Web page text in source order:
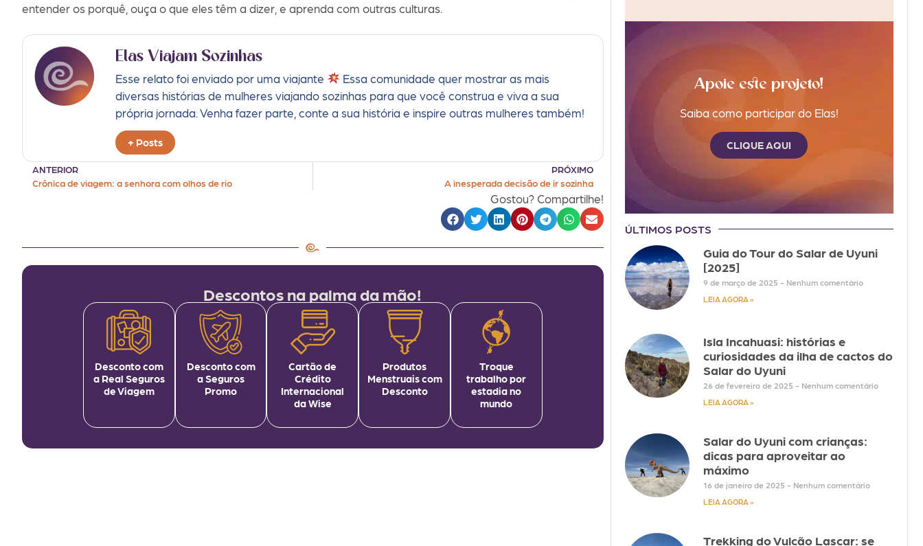
entender os porquê, ouça o que eles têm a dizer, e aprenda com outras culturas.
Elas Viajam Sozinhas
Esse relato foi enviado por uma viajante
Essa comunidade quer mostrar as mais
diversas histórias de mulheres viajando sozinhas para que você construa e viva a sua
própria jornada. Venha fazer parte, conte a sua história e inspire outras mulheres também!
+ Posts
ANTERIOR
Crônica de viagem: a senhora com olhos de rio
PRÓXIMO
A inesperada decisão de ir sozinha
Gostou? Compartilhe!
Descontos na palma da mão!
Desconto com
a Real Seguros
de Viagem
Desconto com
a Seguros
Promo
Cartão de
Crédito
Internacional
da Wise
Produtos
Menstruais com
Desconto
Troque
trabalho por
estadia no
mundo
Apoie este projeto!
Saiba como participar do Elas!
CLIQUE AQUI
ÚLTIMOS POSTS
Guia do Tour do Salar de Uyuni
[2025]
9 de março de 2025 Nenhum comentário
LEIA AGORA »
Isla Incahuasi: histórias e
curiosidades da ilha de cactos do
Salar do Uyuni
26 de fevereiro de 2025 Nenhum comentário
LEIA AGORA »
Salar do Uyuni com crianças:
dicas para aproveitar ao
máximo
16 de janeiro de 2025 Nenhum comentário
LEIA AGORA »
Trekking do Vulcão Lascar: se